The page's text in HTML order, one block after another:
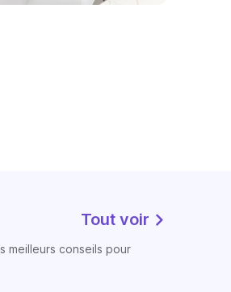
Tout voir
meilleurs conseils pour